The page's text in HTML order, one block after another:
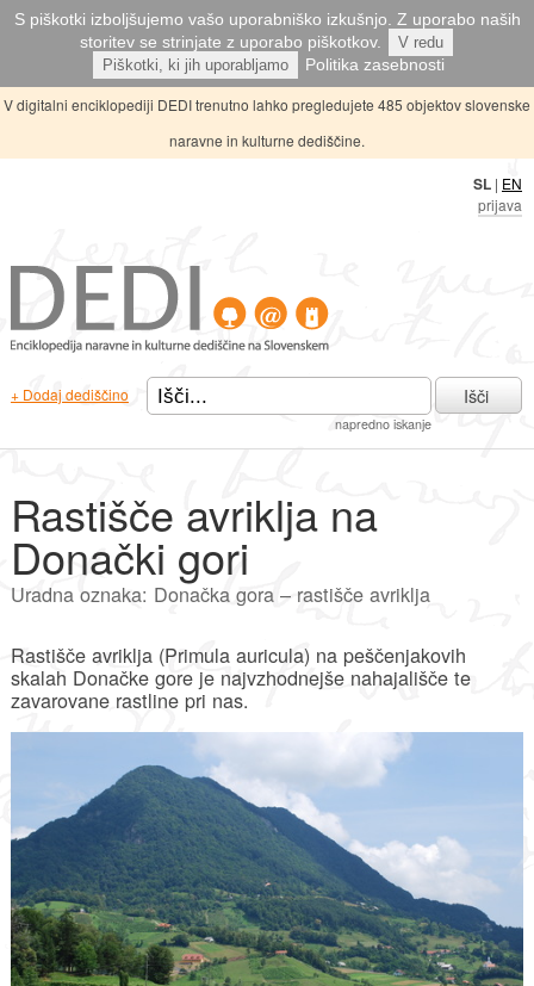
S piškotki izboljšujemo vašo uporabniško izkušnjo. Z uporabo naših
storitev se strinjate z uporabo piškotkov.
V redu
Piškotki, ki jih uporabljamo
Politika zasebnosti
V digitalni enciklopediji DEDI trenutno lahko pregledujete 485 objektov slovenske
naravne in kulturne dediščine.
SL | EN
prijava
+ Dodaj dediščino
napredno iskanje
Išči
Rastišče avriklja na
Donački gori
Uradna oznaka: Donačka gora – rastišče avriklja
Rastišče avriklja (Primula auricula) na peščenjakovih
skalah Donačke gore je najvzhodnejše nahajališče te
zavarovane rastline pri nas.